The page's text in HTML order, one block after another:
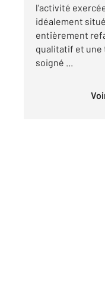
l'activité
idéalement
entièrement
qualitatif et une
soigné ...